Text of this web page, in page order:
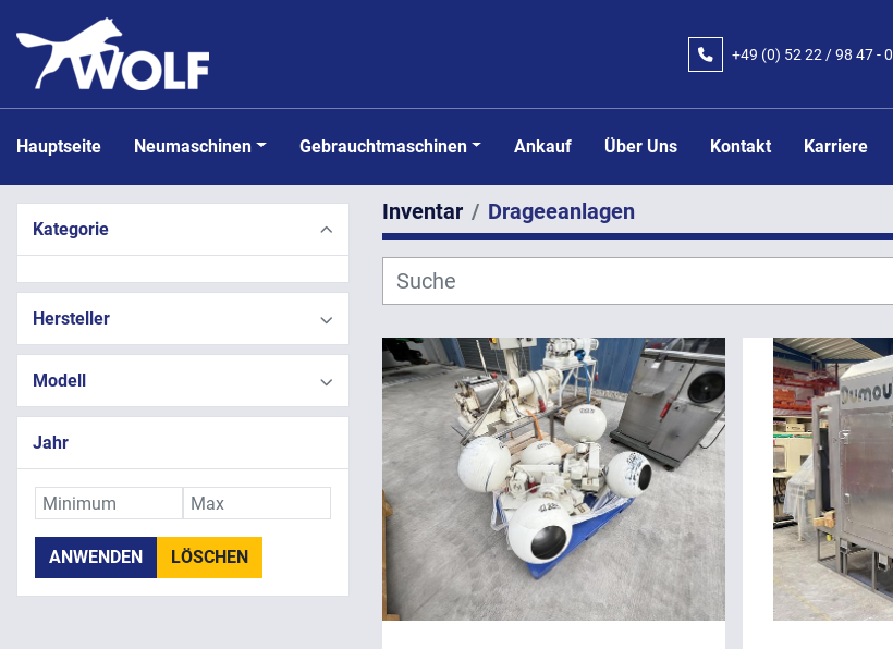
+49 (0) 52 22 / 98 47 - 0
Hauptseite Neumaschinen Gebrauchtmaschinen Ankauf Über Uns Kontakt Karriere
Kategorie
Hersteller
Modell
Jahr
ANWENDEN LÖSCHEN
Inventar Drageeanlagen